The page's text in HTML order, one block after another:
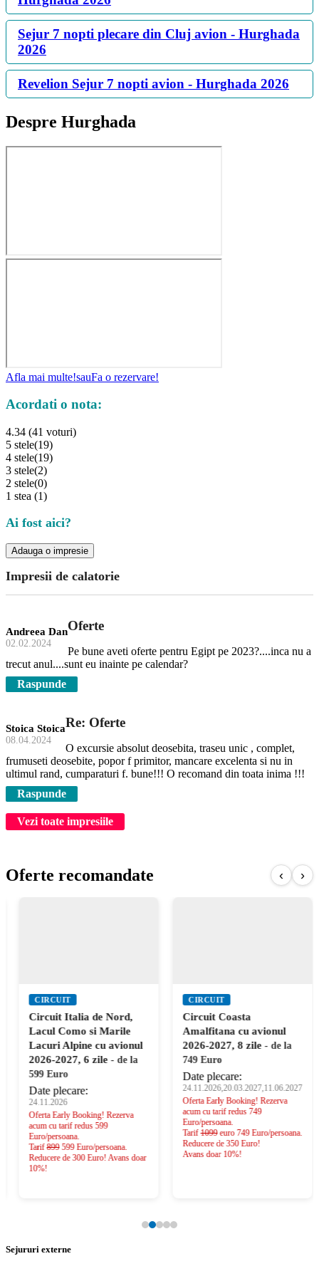
Sejur 7 nopti plecare din Cluj avion - Hurghada
2026
Revelion Sejur 7 nopti avion - Hurghada 2026
Despre Hurghada
Afla mai multe!sauFa o rezervare!
Acordati o nota:
4.34 (41 voturi)
5 stele(19)
4 stele(19)
3 stele(2)
2 stele(0)
1 stea (1)
Ai fost aici?
Adauga o impresie
Impresii de calatorie
Andreea Dan
02.02.2024
Oferte
Pe bune aveti oferte pentru Egipt pe 2023?....inca nu a
trecut anul....sunt eu inainte pe calendar?
Raspunde
Stoica Stoica
08.04.2024
Re: Oferte
O excursie absolut deosebita, traseu unic , complet,
frumuseti deosebite, popor f primitor, mancare excelenta si nu in
ultimul rand, cumparaturi f. bune!!! O recomand din toata inima !!!
Raspunde
Vezi toate impresiile
Oferte recomandate ‹ ›
CIRCUIT
Circuit Italia de Nord,
Lacul Como si Marile
Lacuri Alpine cu avionul
2026-2027, 6 zile- de la
599 Euro
Date plecare:
24.11.2026
Oferta Early Booking! Rezerva
acum cu tarif redus 599
Euro/persoana.
Tarif899599 Euro/persoana.
Reducere de 300 Euro! Avans doar
10%!
CIRCUIT
Circuit Coasta
Amalfitana cu avionul
2026-2027, 8 zile- de la
749 Euro
Date plecare:
24.11.2026,20.03.2027,11.06.2027
Oferta Early Booking! Rezerva
acum cu tarif redus 749
Euro/persoana.
Tarif1099euro 749 Euro/persoana.
Reducere de 350 Euro!
Avans doar 10%!
Sejururi externe